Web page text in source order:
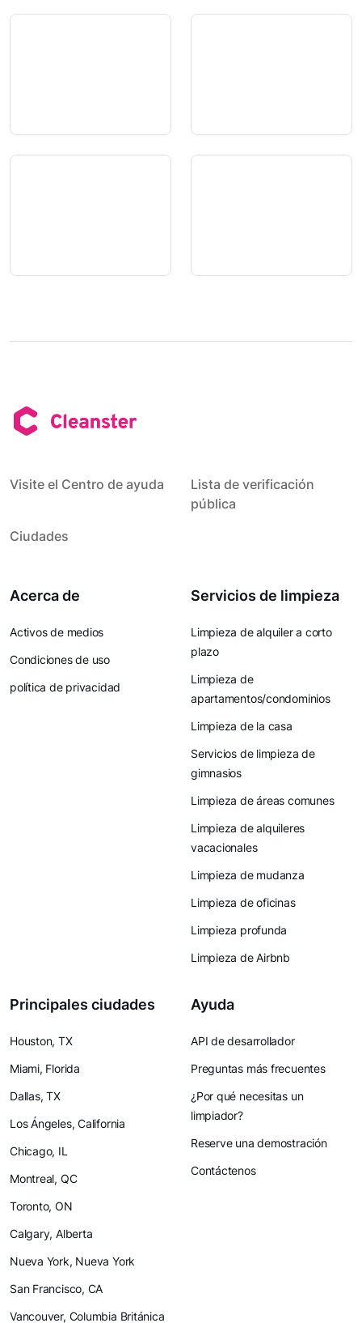
Visite el Centro de ayuda
Lista de verificación
pública
Ciudades
Acerca de
Activos de medios
Condiciones de uso
política de privacidad
Servicios de limpieza
Limpieza de alquiler a corto
plazo
Limpieza de
apartamentos/condominios
Limpieza de la casa
Servicios de limpieza de
gimnasios
Limpieza de áreas comunes
Limpieza de alquileres
vacacionales
Limpieza de mudanza
Limpieza de oficinas
Limpieza profunda
Limpieza de Airbnb
Principales ciudades
Houston, TX
Miami, Florida
Dallas, TX
Los Ángeles, California
Chicago, IL
Montreal, QC
Toronto, ON
Calgary, Alberta
Nueva York, Nueva York
San Francisco, CA
Vancouver, Columbia Británica
Ayuda
API de desarrollador
Preguntas más frecuentes
¿Por qué necesitas un
limpiador?
Reserve una demostración
Contáctenos